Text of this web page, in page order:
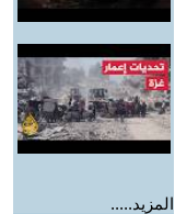
المزيد.....